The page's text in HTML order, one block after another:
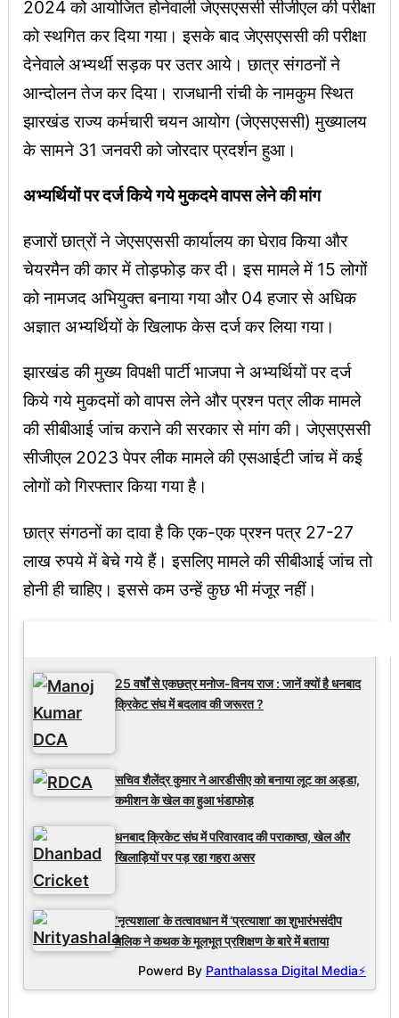
2024 को आयोजित होनेवाली जेएसएससी सीजीएल की परीक्षा
को स्थगित कर दिया गया। इसके बाद जेएसएससी की परीक्षा
देनेवाले अभ्यर्थी सड़क पर उतर आये। छात्र संगठनों ने
आन्दोलन तेज कर दिया। राजधानी रांची के नामकुम स्थित
झारखंड राज्य कर्मचारी चयन आयोग (जेएसएससी) मुख्यालय
के सामने 31 जनवरी को जोरदार प्रदर्शन हुआ।
अभ्यर्थियों पर दर्ज किये गये मुकदमे वापस लेने की मांग
हजारों छात्रों ने जेएसएससी कार्यालय का घेराव किया और
चेयरमैन की कार में तोड़फोड़ कर दी। इस मामले में 15 लोगों
को नामजद अभियुक्त बनाया गया और 04 हजार से अधिक
अज्ञात अभ्यर्थियों के खिलाफ केस दर्ज कर लिया गया।
झारखंड की मुख्य विपक्षी पार्टी भाजपा ने अभ्यर्थियों पर दर्ज
किये गये मुकदमों को वापस लेने और प्रश्न पत्र लीक मामले
की सीबीआई जांच कराने की सरकार से मांग की। जेएसएससी
सीजीएल 2023 पेपर लीक मामले की एसआईटी जांच में कई
लोगों को गिरफ्तार किया गया है।
छात्र संगठनों का दावा है कि एक-एक प्रश्न पत्र 27-27
लाख रुपये में बेचे गये हैं। इसलिए मामले की सीबीआई जांच तो
होनी ही चाहिए। इससे कम उन्हें कुछ भी मंजूर नहीं।
25 वर्षों से एकछत्र मनोज-विनय राज : जानें क्यों है धनबाद
क्रिकेट संघ में बदलाव की जरूरत ?
सचिव शैलेंद्र कुमार ने आरडीसीए को बनाया लूट का अड्डा,
कमीशन के खेल का हुआ भंडाफोड़
धनबाद क्रिकेट संघ में परिवारवाद की पराकाष्ठा, खेल और
खिलाड़ियों पर पड़ रहा गहरा असर
‘नृत्यशाला’ के तत्वावधान में ‘प्रत्याशा’ का शुभारंभसंदीप
मलिक ने कथक के मूलभूत प्रशिक्षण के बारे में बताया
Powerd By Panthalassa Digital Media⚡